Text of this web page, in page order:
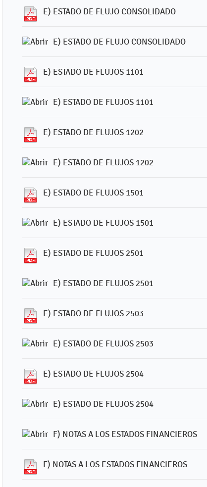
E) ESTADO DE FLUJO CONSOLIDADO
E) ESTADO DE FLUJO CONSOLIDADO
E) ESTADO DE FLUJOS 1101
E) ESTADO DE FLUJOS 1101
E) ESTADO DE FLUJOS 1202
E) ESTADO DE FLUJOS 1202
E) ESTADO DE FLUJOS 1501
E) ESTADO DE FLUJOS 1501
E) ESTADO DE FLUJOS 2501
E) ESTADO DE FLUJOS 2501
E) ESTADO DE FLUJOS 2503
E) ESTADO DE FLUJOS 2503
E) ESTADO DE FLUJOS 2504
E) ESTADO DE FLUJOS 2504
F) NOTAS A LOS ESTADOS FINANCIEROS
F) NOTAS A LOS ESTADOS FINANCIEROS